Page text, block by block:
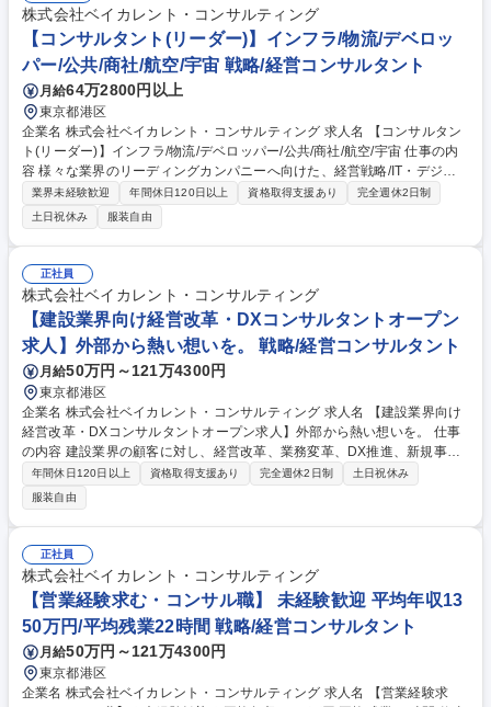
(例)】AI/DX/経営戦略＆ファイナンス/CX/データアナリティクス/テクノロ
ジーイノベーション/マーケティング＆セールス/SCM/ECM/人材・組織/コ
スト改革/業務改革/セキュリティ/システム 募集職種 ※大阪【コンサルタン
ト(エキスパート/マネージャー)】事業会社からの挑戦歓迎
株式会社ベイカレント・コンサルティング
【コンサルタント(リーダー)】インフラ/物流/デベロッ
パー/公共/商社/航空/宇宙 戦略/経営コンサルタント
月給64万2800円以上
東京都港区
企業名 株式会社ベイカレント・コンサルティング 求人名 【コンサルタン
ト(リーダー)】インフラ/物流/デベロッパー/公共/商社/航空/宇宙 仕事の内
容 様々な業界のリーディングカンパニーへ向けた、経営戦略/IT・デジタ
ル/業務改革支援など、様々な領域の全社/事業戦略及び、戦略実現に向け
た施策検討/実行支援を推進して頂きます（未経験者歓迎です！！！）。
【プロジェクト事例】※全事業領域的に豊富な案件実績を有しています ■
事業/組織戦略支援 ■IT/デジタル領域(システム刷新/クラウド基盤構築/AI・
データ利活用推進 等) ■業務改革領域 ■商品・事業開発支援 等 【ソリュー
ション(例)】AI/DX/経営戦略＆ファイナンス/CX/データアナリティクス/テ
クノロジーイノベーション/マーケティング＆セールス/SCM/ECM/人材・
組織/コスト改革/インフラストラクチャ/セキュリティ 募集職種 【コンサル
タント(リーダー)】インフラ/物流/デベロッパー/公共/商社/航空/宇宙
業界未経験歓迎 年間休日120日以上 資格取得支援あり
完全週休2日制
土日祝休み
服装自由
正社員
株式会社ベイカレント・コンサルティング
【建設業界向け経営改革・DXコンサルタントオープン
求人】外部から熱い想いを。 戦略/経営コンサルタント
月給50万円～121万4300円
東京都港区
企業名 株式会社ベイカレント・コンサルティング 求人名 【建設業界向け
経営改革・DXコンサルタントオープン求人】外部から熱い想いを。 仕事
の内容 建設業界の顧客に対し、経営改革、業務変革、DX推進、新規事業
創出を支援し、企業価値向上と持続的成長の実現を担うコンサルティング
業務です。 ■建設・インフラ領域の顧客に対し、経営管理高度化、業務改
革、DX推進、GX戦略、新規事業開発、海外事業推進、M&A・PMI等のテ
ーマを担当します。 構想策定から制度設計、実行支援、定着化まで一貫し
て関与し、経営層や事業責任者と伴走しながら変革を推進します。 募集職
種 【建設業界向け経営改革・DXコンサルタントオープン求人】外部から
熱い想いを。
年間休日120日以上 資格取得支援あり 完全週休2日制
土日祝休み
服装自由
正社員
株式会社ベイカレント・コンサルティング
【営業経験求む・コンサル職】 未経験歓迎 平均年収13
50万円/平均残業22時間 戦略/経営コンサルタント
月給50万円～121万4300円
東京都港区
企業名 株式会社ベイカレント・コンサルティング 求人名 【営業経験求